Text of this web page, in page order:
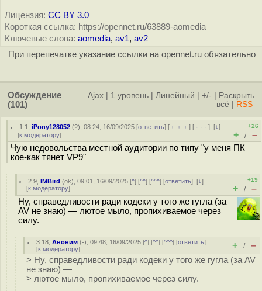
Лицензия: CC BY 3.0
Короткая ссылка: https://opennet.ru/63889-aomedia
Ключевые слова: aomedia, av1, av2
При перепечатке указание ссылки на opennet.ru обязательно
Обсуждение
(101)
Ajax 1 уровень Линейный +/-
Раскрыть
всё
RSS
1.1 ,iPony128052 (?), 08:24, 16/09/2025 [ответить] [ ﹢﹢﹢] [ · · ·][↓]
[к модератору]
+26
+ / –
Чую недовольства местной аудитории по типу "у меня ПК
кое-как тянет VP9"
2.9 ,IMBird (ok), 09:01, 16/09/2025 [^] [^^] [^^^] [ответить][↓]
[к модератору]
+19
+ / –
Ну, справедливости ради кодеки у того же гугла (за
AV не знаю) — лютое мыло, пропихиваемое через
силу.
3.18 ,Аноним (-), 09:48, 16/09/2025 [^] [^^] [^^^] [ответить]
[к модератору] + / –
> Ну, справедливости ради кодеки у того же гугла (за AV
не знаю) —
> лютое мыло, пропихиваемое через силу.